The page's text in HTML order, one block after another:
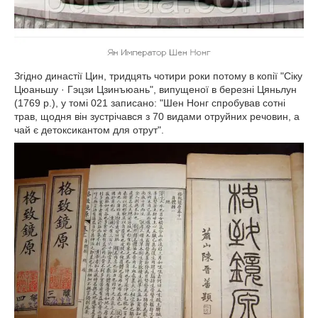
Згідно династії Цин, тридцять чотири роки потому в копії "Сіку
Цюаньшу · Гэцзи Цзинъюань", випущеної в березні Цяньлун
(1769 р.), у томі 021 записано: "Шен Нонг спробував сотні
трав, щодня він зустрічався з 70 видами отруйних речовин, а
чай є детоксикантом для отрут".